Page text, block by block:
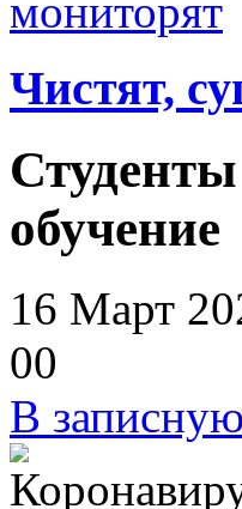
Чистят,
обучение
16 Март
00
В